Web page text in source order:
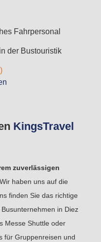
KingsTravel
zuverlässigen
Wir haben uns auf die
finden Sie das richtige
in Diez
Messe Shuttle oder
für Gruppenreisen und
Fahrpersonal
der Bustouristik